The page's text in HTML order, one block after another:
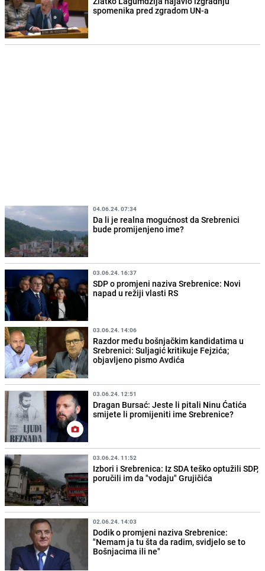
spomenika pred zgradom UN-a
04.06.24. 07:34
Da li je realna mogućnost da Srebrenici
bude promijenjeno ime?
03.06.24. 16:37
SDP o promjeni naziva Srebrenice: Novi
napad u režiji vlasti RS
03.06.24. 14:06
Razdor među bošnjačkim kandidatima u
Srebrenici: Suljagić kritikuje Fejzića;
objavljeno pismo Avdića
03.06.24. 12:51
Dragan Bursać: Jeste li pitali Ninu Ćatića
smijete li promijeniti ime Srebrenice?
03.06.24. 11:52
Izbori i Srebrenica: Iz SDA teško optužili SDP,
poručili im da "vodaju" Grujičića
02.06.24. 14:03
Dodik o promjeni naziva Srebrenice:
"Nemam ja tu šta da radim, svidjelo se to
Bošnjacima ili ne"